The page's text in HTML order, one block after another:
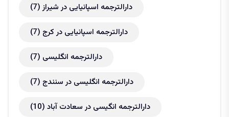
دارالترجمه اسپانیایی در شیراز(7)
دارالترجمه اسپانیایی در کرج (7)
دارالترجمه انگلیسی (7)
دارالترجمه انگلیسی در سنندج (7)
دارالترجمه انگیسی در سعادت آباد (10)